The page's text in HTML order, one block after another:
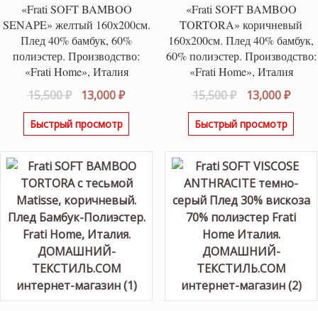
«Frati SOFT BAMBOO
SENAPE» желтый 160х200см.
Плед 40% бамбук, 60%
полиэстер. Производство:
«Frati Home», Италия
15,500₽
Первоначальная
цена
составляла
13,000₽Текущая
цена:
Быстрый просмотр
«Frati SOFT BAMBOO
TORTORA» коричневый
160х200см. Плед 40% бамбук,
60% полиэстер. Производство:
«Frati Home», Италия
15,500₽
цена
составляла
13,000₽
Быстрый просмотр